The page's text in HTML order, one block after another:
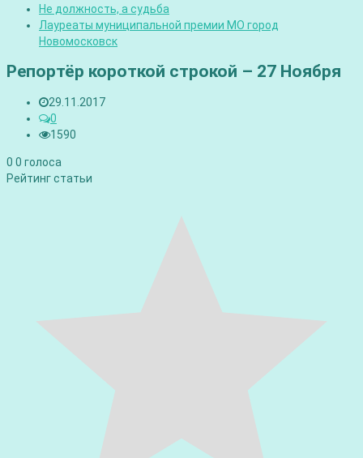
Не должность, а судьба
Лауреаты муниципальной премии МО город
Новомосковск
Репортёр короткой строкой – 27 Ноября
29.11.2017
0
1590
0 0 голоса
Рейтинг статьи